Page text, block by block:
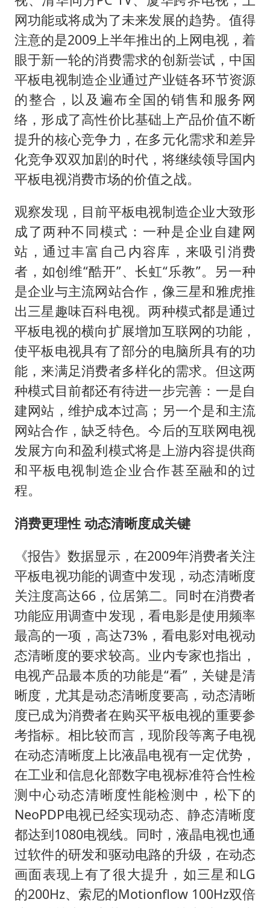
网功能或将成为了未来发展的趋势。值得
注意的是2009上半年推出的上网电视，着
眼于新一轮的消费需求的创新尝试，中国
平板电视制造企业通过产业链各环节资源
的整合，以及遍布全国的销售和服务网
络，形成了高性价比基础上产品价值不断
提升的核心竞争力，在多元化需求和差异
化竞争双双加剧的时代，将继续领导国内
平板电视消费市场的价值之战。
观察发现，目前平板电视制造企业大致形
成了两种不同模式：一种是企业自建网
站，通过丰富自己内容库，来吸引消费
者，如创维“酷开”、长虹“乐教”。另一种
是企业与主流网站合作，像三星和雅虎推
出三星趣味百科电视。两种模式都是通过
平板电视的横向扩展增加互联网的功能，
使平板电视具有了部分的电脑所具有的功
能，来满足消费者多样化的需求。但这两
种模式目前都还有待进一步完善：一是自
建网站，维护成本过高；另一个是和主流
网站合作，缺乏特色。今后的互联网电视
发展方向和盈利模式将是上游内容提供商
和平板电视制造企业合作甚至融和的过
程。
消费更理性 动态清晰度成关键
《报告》数据显示，在2009年消费者关注
平板电视功能的调查中发现，动态清晰度
关注度高达66，位居第二。同时在消费者
功能应用调查中发现，看电影是使用频率
最高的一项，高达73%，看电影对电视动
态清晰度的要求较高。业内专家也指出，
电视产品最本质的功能是“看”，关键是清
晰度，尤其是动态清晰度要高，动态清晰
度已成为消费者在购买平板电视的重要参
考指标。相比较而言，现阶段等离子电视
在动态清晰度上比液晶电视有一定优势，
在工业和信息化部数字电视标准符合性检
测中心动态清晰度性能检测中，松下的
NeoPDP电视已经实现动态、静态清晰度
都达到1080电视线。同时，液晶电视也通
过软件的研发和驱动电路的升级，在动态
画面表现上有了很大提升，如三星和LG
的200Hz、索尼的Motionflow 100Hz双倍